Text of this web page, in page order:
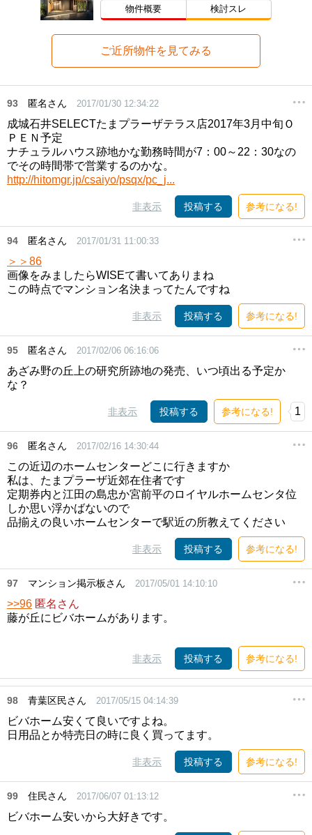
物件概要 検討スレ
ご近所物件を見てみる
93 匿名さん 2017/01/30 12:34:22
成城石井SELECTたまプラーザテラス店2017年3月中旬Ｏ
ＰＥＮ予定
ナチュラルハウス跡地かな勤務時間が7：00～22：30なの
でその時間帯で営業するのかな。
http://hitomgr.jp/csaiyo/psqx/pc_j...
非表示 投稿する 参考になる!
94 匿名さん 2017/01/31 11:00:33
＞＞86
画像をみましたらWISEて書いてありまね
この時点でマンション名決まってたんですね
非表示 投稿する 参考になる!
95 匿名さん 2017/02/06 06:16:06
あざみ野の丘上の研究所跡地の発売、いつ頃出る予定か
な？
非表示 投稿する 参考になる! 1
96 匿名さん 2017/02/16 14:30:44
この近辺のホームセンターどこに行きますか
私は、たまプラーザ近郊在住者です
定期券内と江田の島忠か宮前平のロイヤルホームセンタ位
しか思い浮かばないので
品揃えの良いホームセンターで駅近の所教えてください
非表示 投稿する 参考になる!
97 マンション掲示板さん 2017/05/01 14:10:10
>>96 匿名さん
藤が丘にビバホームがあります。
非表示 投稿する 参考になる!
98 青葉区民さん 2017/05/15 04:14:39
ビバホーム安くて良いですよね。
日用品とか特売日の時に良く買ってます。
非表示 投稿する 参考になる!
99 住民さん 2017/06/07 01:13:12
ビバホーム安いから大好きです。